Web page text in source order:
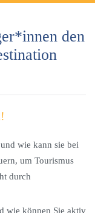
den
wie kann sie bei
um Tourismus
durch
wie können Sie aktiv